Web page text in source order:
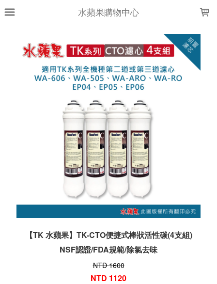
水蘋果購物中心
【TK 水蘋果】TK-CTO便捷式棒狀活性碳(4支組)
NSF認證/FDA規範/除氯去味
NTD 1600
NTD 1120